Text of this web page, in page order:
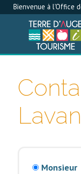
Bienvenue à l'Office
Monsieur